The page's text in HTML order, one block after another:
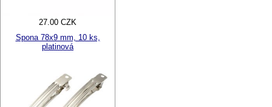
27.00 CZK
Spona 78x9 mm, 10 ks,
platinová